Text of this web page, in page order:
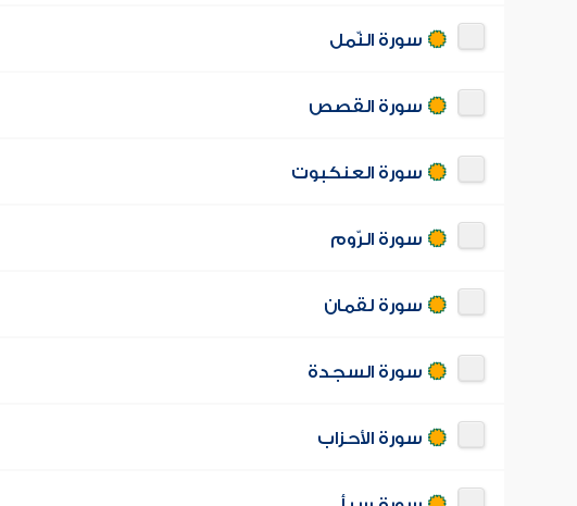
سورة النّمل
سورة القصص
سورة العنكبوت
سورة الرّوم
سورة لقمان
سورة السجدة
سورة الأحزاب